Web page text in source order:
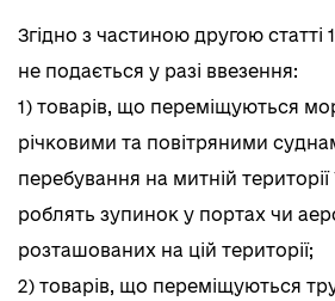
Згідно з частиною другою статті
не подається у разі ввезення:
1) товарів, що переміщуються
річковими та повітряними
перебування на митній
роблять зупинок у портах чи
розташованих на цій території;
2) товарів, що переміщуються